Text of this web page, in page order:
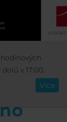
VYBRAT
PUTOVNÍ
v 17:00.
Více